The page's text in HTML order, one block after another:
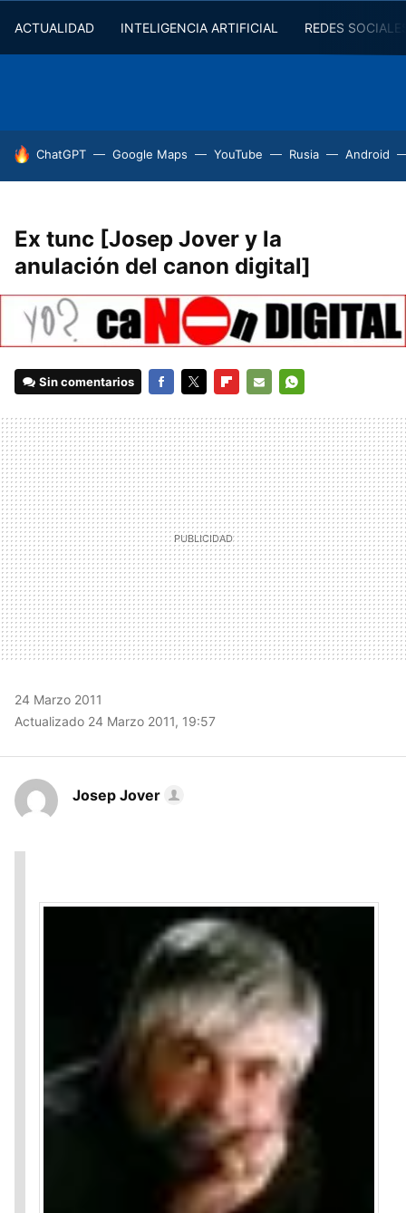
ACTUALIDAD INTELIGENCIA ARTIFICIAL REDES
HOY SE HABLA DE
ChatGPT Google Maps YouTube Rusia Android
Ex tunc [Josep Jover y la
anulación del canon digital]
Sin comentarios
MAIL
24 Marzo 2011
Actualizado 24 Marzo 2011, 19:57
Josep Jover